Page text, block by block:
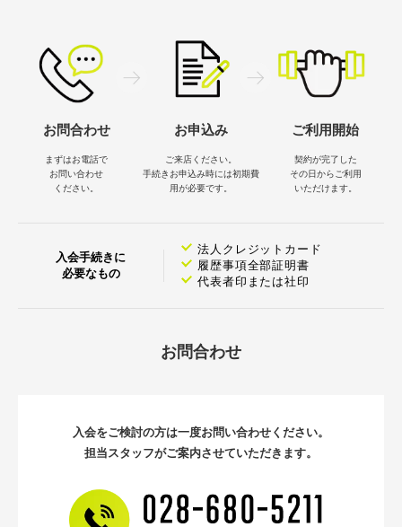
お問合わせ
まずはお電話で
お問い合わせ
ください。
お申込み
ご来店ください。
手続きお申込み時には初期費
用が必要です。
ご利用開始
契約が完了した
その日から ご利用
いただけます。
入会手続きに
必要なもの
法人クレジットカード
履歴事項全部証明書
代表者印または社印
お問合わせ
入会をご検討の方は一度お問い合わせください。
担当スタッフがご案内させていただきます。